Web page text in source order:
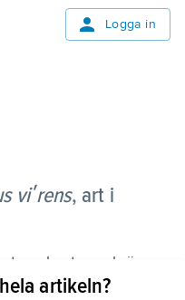
Logga in
viʹrens, art i
kuster och är
Den blir upp
artikeln?